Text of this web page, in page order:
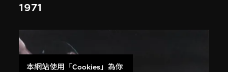
1971
本網站使用「Cookies」為你